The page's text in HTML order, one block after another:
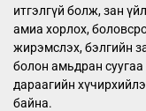
итгэлгүй болж, зан
амиа хорлох,
жирэмслэх, бэлгийн
болон амьдран
дараагийн
байна.